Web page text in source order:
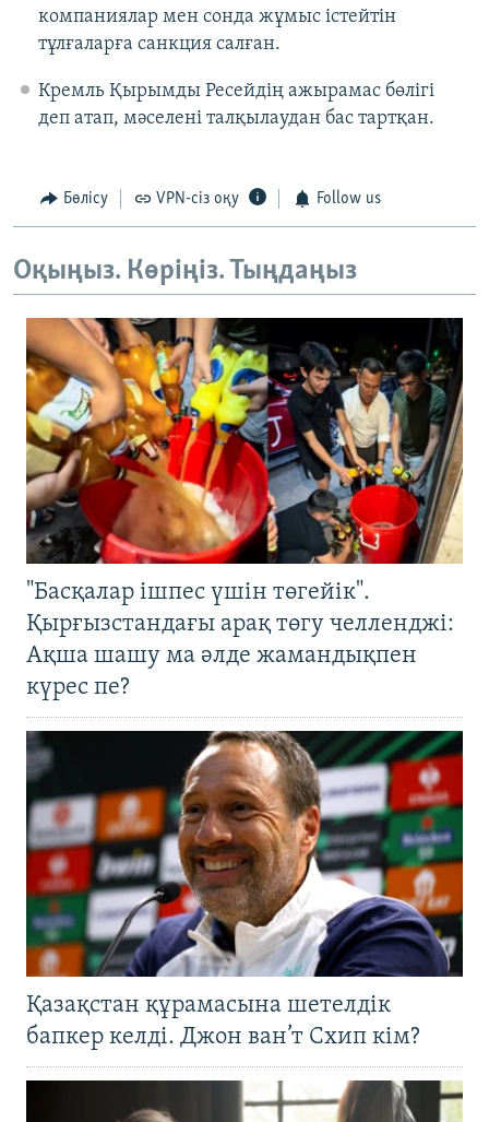
компаниялар мен сонда жұмыс істейтін
тұлғаларға санкция салған.
Кремль Қырымды Ресейдің ажырамас бөлігі
деп атап, мәселені талқылаудан бас тартқан.
Бөлісу VPN-сіз оқу Follow us
Оқыңыз. Көріңіз. Тыңдаңыз
"Басқалар ішпес үшін төгейік".
Қырғызстандағы арақ төгу челленджі:
Ақша шашу ма әлде жамандықпен
күрес пе?
Қазақстан құрамасына шетелдік
бапкер келді. Джон ван’т Схип кім?